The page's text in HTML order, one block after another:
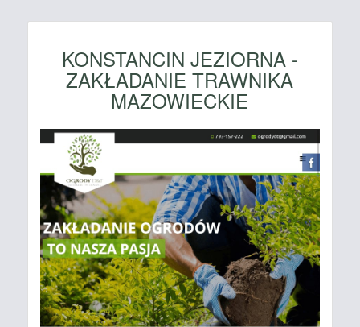
KONSTANCIN JEZIORNA -
ZAKŁADANIE TRAWNIKA
MAZOWIECKIE